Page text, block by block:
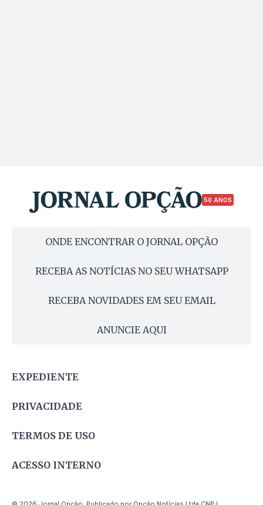
50 ANOS
ONDE ENCONTRAR O JORNAL OPÇÃO
RECEBA AS NOTÍCIAS NO SEU WHATSAPP
RECEBA NOVIDADES EM SEU EMAIL
ANUNCIE AQUI
EXPEDIENTE
PRIVACIDADE
TERMOS DE USO
ACESSO INTERNO